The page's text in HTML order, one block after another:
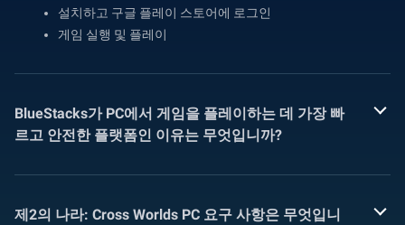
설치하고 구글 플레이 스토어에 로그인
게임 실행 및 플레이
BlueStacks가 PC에서 게임을 플레이하는 데 가장 빠
르고 안전한 플랫폼인 이유는 무엇입니까?
제2의 나라: Cross Worlds PC 요구 사항은 무엇입니